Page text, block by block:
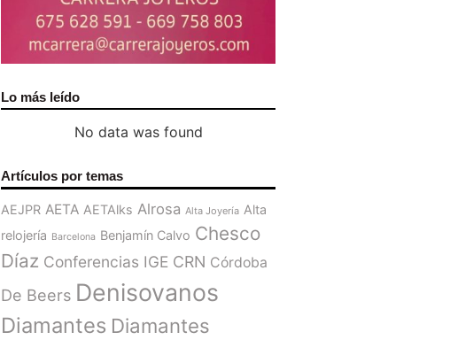
Lo más leído
No data was found
Artículos por temas
AEJPR AETA AETAlks Alrosa Alta Joyería Alta
relojería Barcelona Benjamín Calvo Chesco
Díaz Conferencias IGE CRN Córdoba
De Beers Denisovanos
Diamantes Diamantes